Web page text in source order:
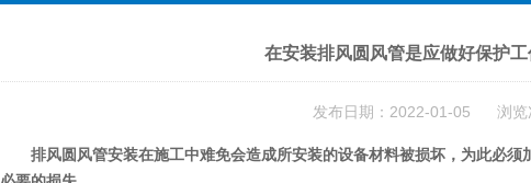
在安装排风圆风管是应做好保护
发布日期：2022-01-05 浏览
排风圆风管安装在施工中难免会造成所安装的设备材料被损坏，为此必